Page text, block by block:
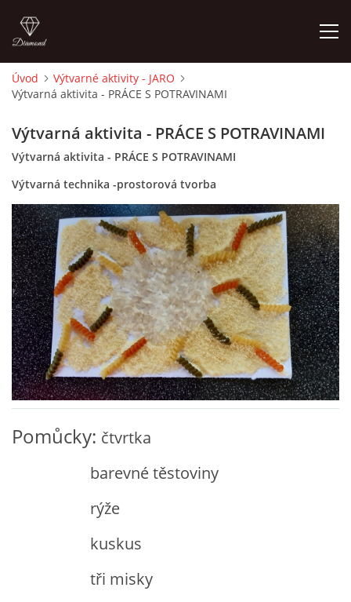
ÚVOD
O MĚ
FOTOALBUM
DĚJINY VÝTVARNÉHO UMĚNÍ
NOVINKY ZE ŠKOLSTVÍ 2025
ROČNÍ PLÁN - INSPIRACE /DLE NOVÉHO RVP PV 2025
VZDĚLÁVACÍ BLOK ZÁŘÍ
VZDĚLÁVACÍ BLOK ŘÍJEN
VZDĚLÁVACÍ BLOK LISTOPAD
VZDĚLÁVACÍ BLOK LEDEN
Úvod
Výtvarné aktivity - JARO
Výtvarná aktivita - PRÁCE S POTRAVINAMI
Výtvarná aktivita - PRÁCE S POTRAVINAMI
Výtvarná aktivita - PRÁCE S POTRAVINAMI
Výtvarná technika -prostorová tvorba
Pomůcky: čtvrtka
barevné těstoviny
rýže
kuskus
tři misky